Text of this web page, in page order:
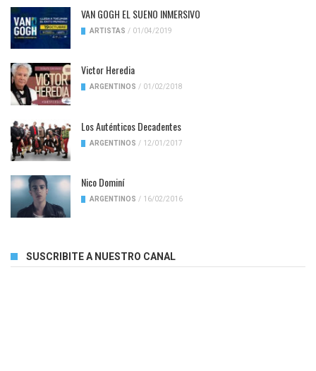
VAN GOGH EL SUENO INMERSIVO
ARTISTAS / 01/04/2019
Victor Heredia
ARGENTINOS / 01/02/2018
Los Auténticos Decadentes
ARGENTINOS / 12/01/2017
Nico Dominí
ARGENTINOS / 16/02/2016
SUSCRIBITE A NUESTRO CANAL